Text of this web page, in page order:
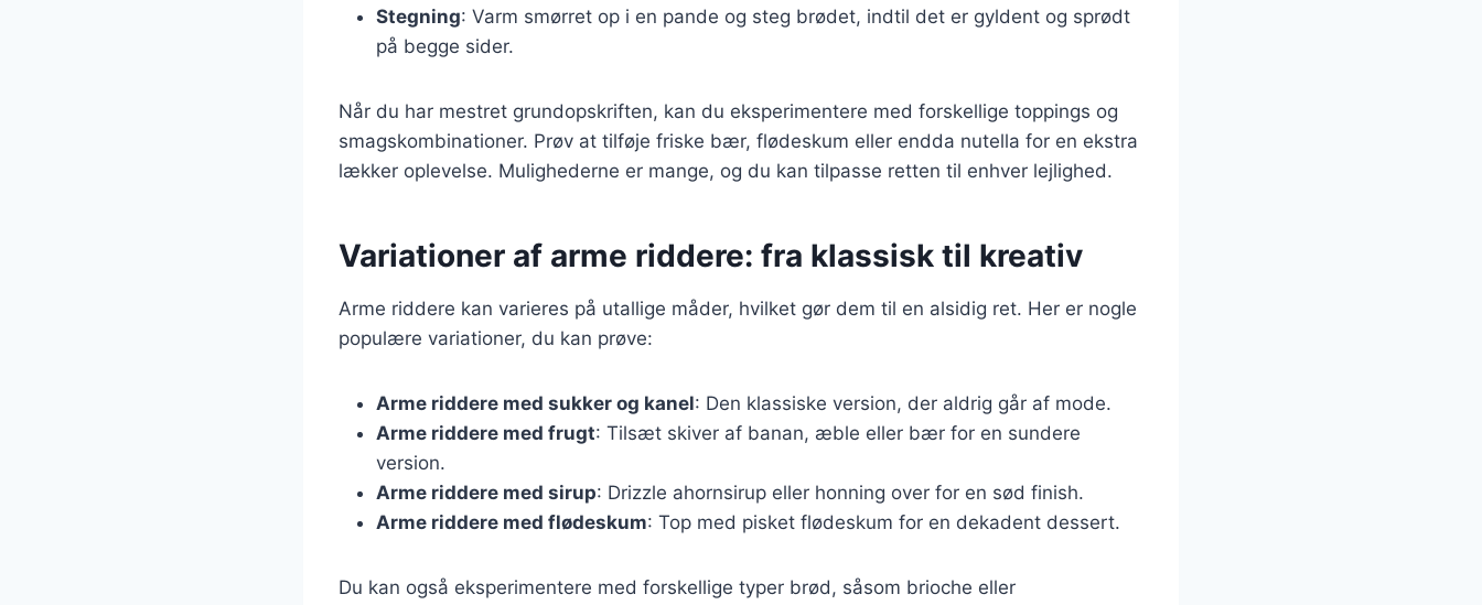
Stegning: Varm smørret op i en pande og steg brødet, indtil det er gyldent og sprødt
på begge sider.
Når du har mestret grundopskriften, kan du eksperimentere med forskellige toppings og
smagskombinationer. Prøv at tilføje friske bær, flødeskum eller endda nutella for en ekstra
lækker oplevelse. Mulighederne er mange, og du kan tilpasse retten til enhver lejlighed.
Variationer af arme riddere: fra klassisk til kreativ
Arme riddere kan varieres på utallige måder, hvilket gør dem til en alsidig ret. Her er nogle
populære variationer, du kan prøve:
Arme riddere med sukker og kanel: Den klassiske version, der aldrig går af mode.
Arme riddere med frugt: Tilsæt skiver af banan, æble eller bær for en sundere
version.
Arme riddere med sirup: Drizzle ahornsirup eller honning over for en sød finish.
Arme riddere med flødeskum: Top med pisket flødeskum for en dekadent dessert.
Du kan også eksperimentere med forskellige typer brød, såsom brioche eller